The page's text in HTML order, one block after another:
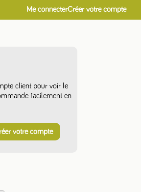
Me connecterCréer votre compte
client pour voir le
facilement en
votre compte